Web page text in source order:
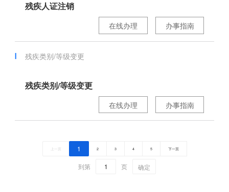
残疾人证注销
办事指南
在线办理
残疾类别/等级变更
残疾类别/等级变更
办事指南
在线办理
上一页 1 2 3 4 5 下一页
到第 页 确定